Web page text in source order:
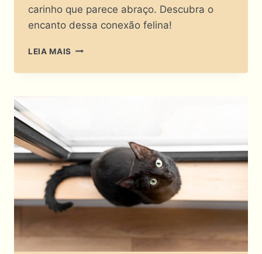
carinho que parece abraço. Descubra o
encanto dessa conexão felina!
LEIA MAIS RAÇA
FELINOS